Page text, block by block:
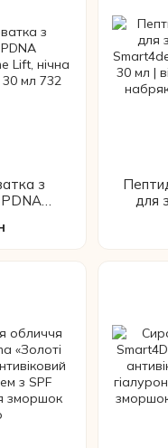
з
30 мл
для